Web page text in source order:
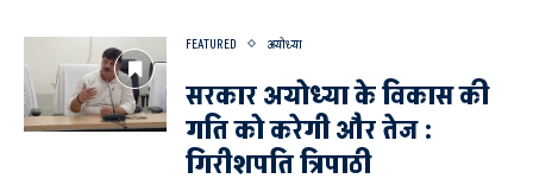
FEATURED अयोध्या
सरकार अयोध्या के विकास की
गति को करेगी और तेज :
गिरीशपति त्रिपाठी